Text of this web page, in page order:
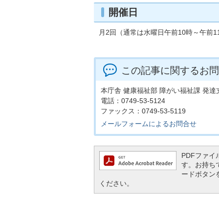
開催日
月2回（通常は水曜日午前10時～午前
この記事に関するお
本庁舎 健康福祉部 障がい福祉課 発達
電話：0749-53-5124
ファックス：0749-53-5119
メールフォームによるお問合せ
PDFファイ
す。お持ち
ードボタン
ください。